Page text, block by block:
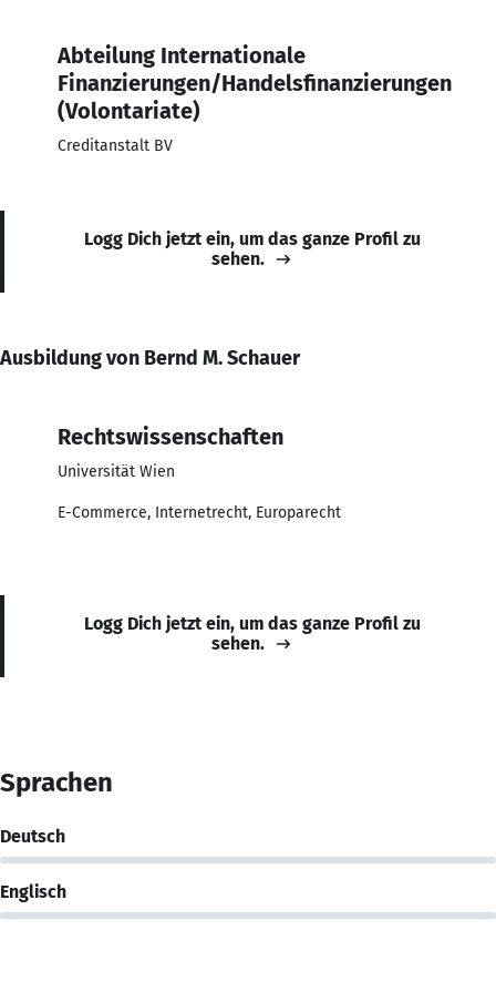
Abteilung Internationale
Finanzierungen/Handelsfinanzierungen
(Volontariate)
Creditanstalt BV
Logg Dich jetzt ein, um das ganze Profil zu
sehen.
Ausbildung von Bernd M. Schauer
Rechtswissenschaften
Universität Wien
E-Commerce, Internetrecht, Europarecht
Logg Dich jetzt ein, um das ganze Profil zu
sehen.
Sprachen
Deutsch
Englisch